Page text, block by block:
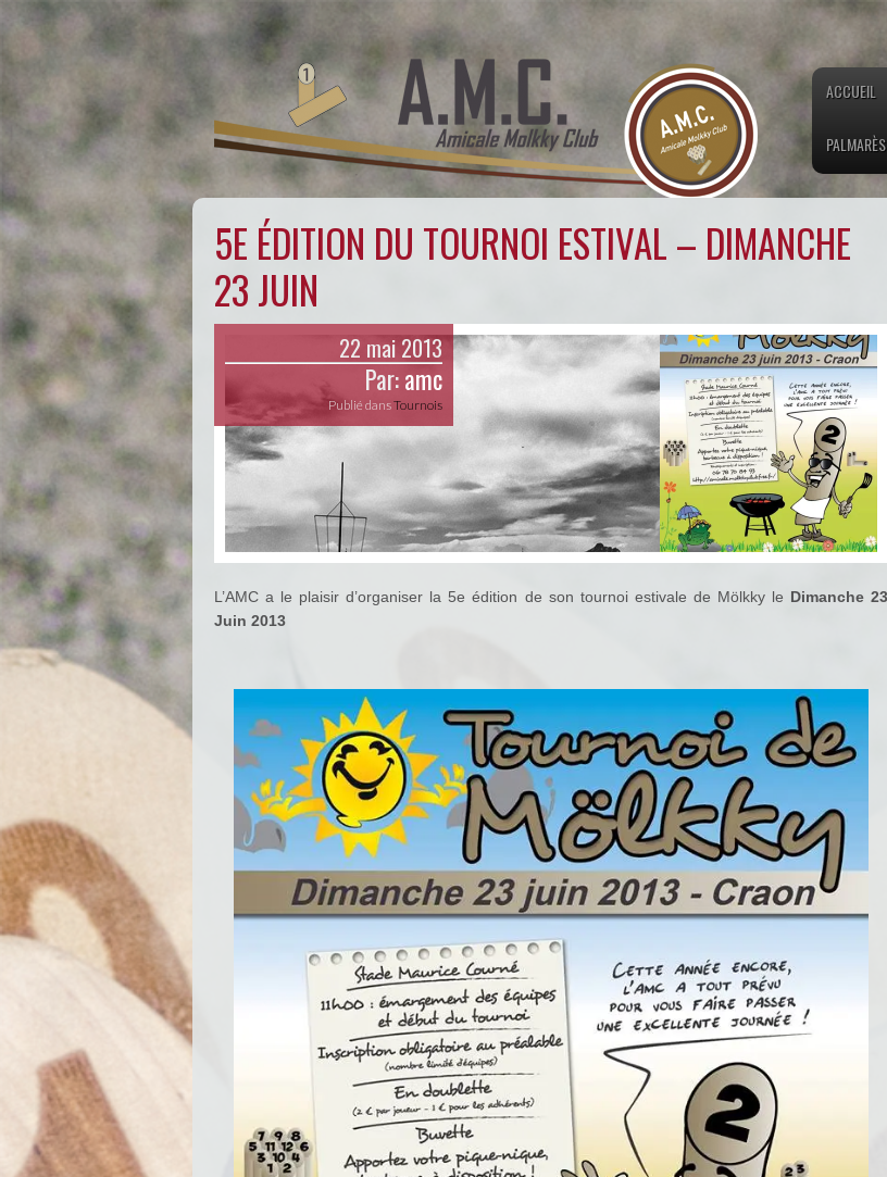
ACCUEIL
PALMARÈS
5E ÉDITION DU TOURNOI ESTIVAL – DIMANCHE
23 JUIN
22 mai 2013
Par:amc
Publié dansTournois
L’AMC a le plaisir d’organiser la 5e édition de son tournoi estivale de Mölkky le Dimanche 23
Juin 2013